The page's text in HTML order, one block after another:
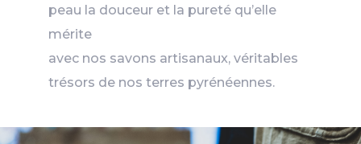
peau la douceur et la pureté qu’elle
mérite
avec nos savons artisanaux, véritables
trésors de nos terres pyrénéennes.